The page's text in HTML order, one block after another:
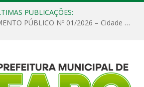
PUBLICAÇÕES:
EDITAL DE CHAMAMENTO PÚBLICO Nº 01/2026 – Cidade de Faro